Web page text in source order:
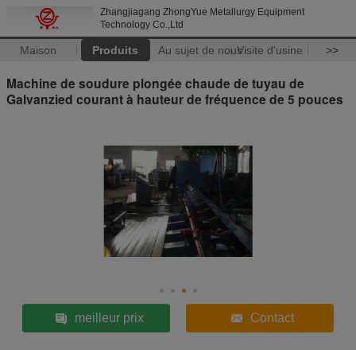
Zhangjiagang ZhongYue Metallurgy Equipment
Technology Co.,Ltd
Maison Produits Au sujet de nousVisite d'usine >>
Machine de soudure plongée chaude de tuyau de
Galvanzied courant à hauteur de fréquence de 5 pouces
meilleur prix Contact